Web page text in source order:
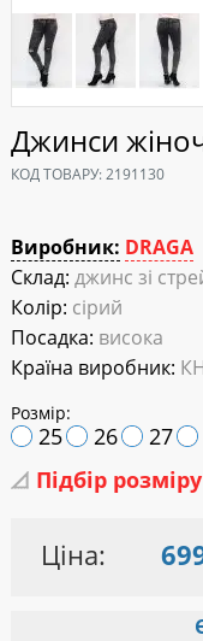
Джинси
КОД ТОВАРУ:2191130
Виробник: DRAGA
Склад: джинс зі
Колір: сірий
Посадка: висока
Країна виробник:
Розмір:
25 26 27
Підбір розміру
Ціна: